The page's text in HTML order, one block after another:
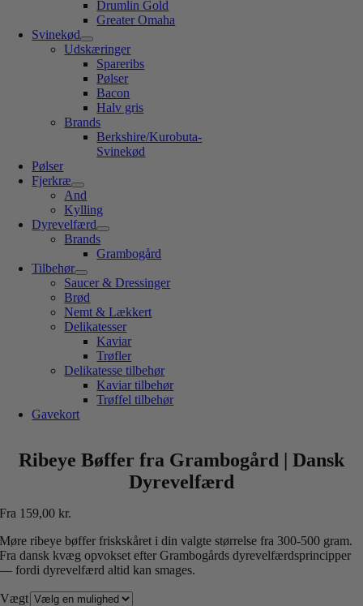
Drumlin Gold
Greater Omaha
Svinekød
Udskæringer
Spareribs
Pølser
Bacon
Halv gris
Brands
Berkshire/Kurobuta-
Svinekød
Pølser
Fjerkræ
And
Kylling
Dyrevelfærd
Brands
Grambogård
Tilbehør
Saucer & Dressinger
Brød
Nemt & Lækkert
Delikatesser
Kaviar
Trøfler
Delikatesse tilbehør
Kaviar tilbehør
Trøffel tilbehør
Gavekort
Ribeye Bøffer fra Grambogård | Dansk
Dyrevelfærd
Fra 159,00kr.
Møre ribeye bøffer friskskåret i din valgte størrelse fra 300-500 gram.
Fra dansk kvæg opvokset efter Grambogårds dyrevelfærdsprincipper
— fordi dyrevelfærd altid kan smages.
Vægt